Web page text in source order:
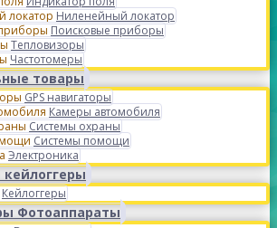
Ниленейный локатор
Поисковые приборы
Тепловизоры
Частотомеры
товары
GPS навигаторы
Камеры автомобиля
Системы охраны
Системы помощи
Электроника
Кейлоггеры
Фотоаппараты